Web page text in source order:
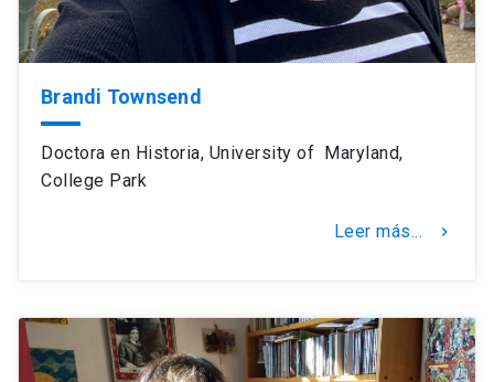
Brandi Townsend
Doctora en Historia, University of Maryland,
College Park
Leer más... keyboard_arrow_right